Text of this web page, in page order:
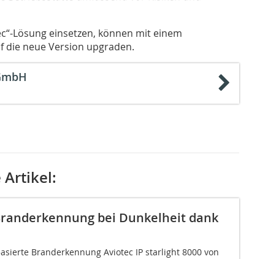
Lösung einsetzen, können mit einem
die neue Version upgraden.
Artikel:
bei Dunkelheit dank
Branderkennung Aviotec IP starlight 8000 von